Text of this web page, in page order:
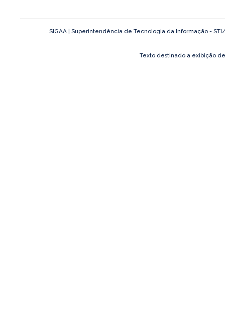
SIGAA | Superintendência de Tecnologia da Informação -
Texto destinado a exibição